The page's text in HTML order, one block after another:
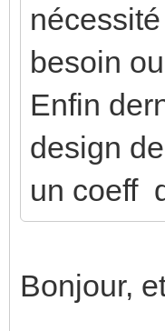
besoin
Enfin
design
un coeff
Bonjour,